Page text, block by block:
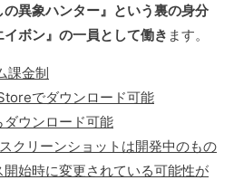
異象ハンター』という裏の身分
ボン』の一員として働き ます。
課金制
でダウンロード可能
ウンロード可能
クリーンショットは開発中のもの
始時に変更されている可能性が